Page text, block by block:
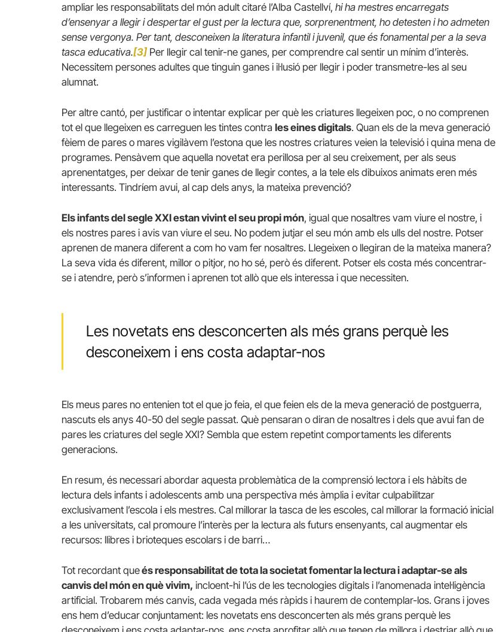
ampliar les responsabilitats del món adult citaré l’Alba Castellví, hi ha mestres encarregats
d’ensenyar a llegir i despertar el gust per la lectura que, sorprenentment, ho detesten i ho admeten
sense vergonya. Per tant, desconeixen la literatura infantil i juvenil, que és fonamental per a la seva
tasca educativa.[3] Per llegir cal tenir-ne ganes, per comprendre cal sentir un mínim d’interès.
Necessitem persones adultes que tinguin ganes i il·lusió per llegir i poder transmetre-les al seu
alumnat.
Per altre cantó, per justificar o intentar explicar per què les criatures llegeixen poc, o no comprenen
tot el que llegeixen es carreguen les tintes contra les eines digitals. Quan els de la meva generació
fèiem de pares o mares vigilàvem l’estona que les nostres criatures veien la televisió i quina mena de
programes. Pensàvem que aquella novetat era perillosa per al seu creixement, per als seus
aprenentatges, per deixar de tenir ganes de llegir contes, a la tele els dibuixos animats eren més
interessants. Tindríem avui, al cap dels anys, la mateixa prevenció?
Els infants del segle XXI estan vivint el seu propi món, igual que nosaltres vam viure el nostre, i
els nostres pares i avis van viure el seu. No podem jutjar el seu món amb els ulls del nostre. Potser
aprenen de manera diferent a com ho vam fer nosaltres. Llegeixen o llegiran de la mateixa manera?
La seva vida és diferent, millor o pitjor, no ho sé, però és diferent. Potser els costa més concentrar-
se i atendre, però s’informen i aprenen tot allò que els interessa i que necessiten.
Les novetats ens desconcerten als més grans perquè les
desconeixem i ens costa adaptar-nos
Els meus pares no entenien tot el que jo feia, el que feien els de la meva generació de postguerra,
nascuts els anys 40-50 del segle passat. Què pensaran o diran de nosaltres i dels que avui fan de
pares les criatures del segle XXI? Sembla que estem repetint comportaments les diferents
generacions.
En resum, és necessari abordar aquesta problemàtica de la comprensió lectora i els hàbits de
lectura dels infants i adolescents amb una perspectiva més àmplia i evitar culpabilitzar
exclusivament l’escola i els mestres. Cal millorar la tasca de les escoles, cal millorar la formació inicial
a les universitats, cal promoure l’interès per la lectura als futurs ensenyants, cal augmentar els
recursos: llibres i brioteques escolars i de barri…
Tot recordant queés responsabilitat de tota la societat fomentar la lectura i adaptar-se als
canvis del món en què vivim, incloent-hi l’ús de les tecnologies digitals i l’anomenada intel·ligència
artificial. Trobarem més canvis, cada vegada més ràpids i haurem de contemplar-los. Grans i joves
ens hem d’educar conjuntament: les novetats ens desconcerten als més grans perquè les